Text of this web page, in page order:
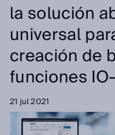
la solución
universal
creación de
funciones
21 jul 2021